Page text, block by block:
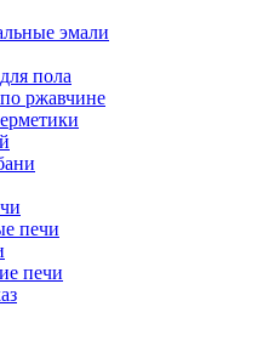
эмали
пола
ржавчине
печи
печи